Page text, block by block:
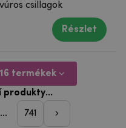
csillagok
Részlet
termékek
...